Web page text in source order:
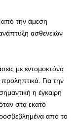
από την άμεση
ασθενειών
με εντομοκτόνα
Για την
η έγκαιρη
στα εκατό
από το